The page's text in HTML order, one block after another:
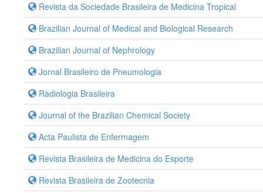
Revista da Sociedade Brasileira de Medicina Tropical
Brazilian Journal of Medical and Biological Research
Brazilian Journal of Nephrology
Jornal Brasileiro de Pneumologia
Radiologia Brasileira
Journal of the Brazilian Chemical Society
Acta Paulista de Enfermagem
Revista Brasileira de Medicina do Esporte
Revista Brasileira de Zootecnia